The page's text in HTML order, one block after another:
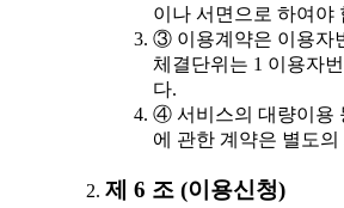
이나 서면으로 하여야
③ 이용계약은 이용자
체결단위는 1 이용자
다.
④ 서비스의 대량이용
에 관한 계약은 별도
제 6 조 (이용신청)